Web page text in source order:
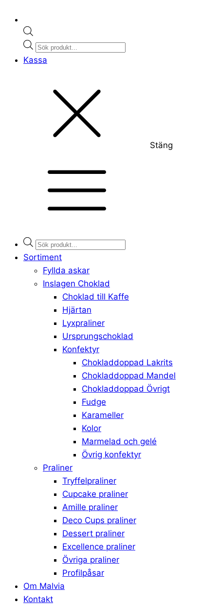
Products
search
Kassa
Stäng
Products
search
Sortiment
Fyllda askar
Inslagen Choklad
Choklad till Kaffe
Hjärtan
Lyxpraliner
Ursprungschoklad
Konfektyr
Chokladdoppad Lakrits
Chokladdoppad Mandel
Chokladdoppad Övrigt
Fudge
Karameller
Kolor
Marmelad och gelé
Övrig konfektyr
Praliner
Tryffelpraliner
Cupcake praliner
Amille praliner
Deco Cups praliner
Dessert praliner
Excellence praliner
Övriga praliner
Profilpåsar
Om Malvia
Kontakt